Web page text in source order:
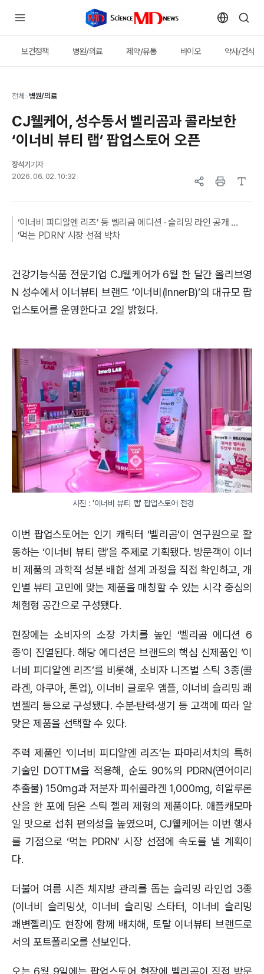
보건정책 병원/의료 제약/유통 바이오 약사/건식
전체 >병원/의료
CJ웰케어, 성수동서 벨리곰과 콜라보한
‘이너비 뷰티 랩’ 팝업스토어 오픈
장석기기자
2026. 06. 02. 10:32
‘이너비 피디알엔 리즈’ 등 벨리곰 에디션 · 슬리밍 라인 공개 …
’먹는 PDRN’ 시장 선점 박차
건강기능식품 전문기업 CJ웰케어가 6월 한 달간 올리브영
N 성수에서 이너뷰티 브랜드 ‘이너비(InnerB)’의 대규모 팝
업스토어를 운영한다고 2일 밝혔다.
사진 : '이너비 뷰티 랩' 팝업스토어 전경
이번 팝업스토어는 인기 캐릭터 ‘벨리곰’이 연구원으로 활
동하는 ‘이너비 뷰티 랩’을 주제로 기획됐다. 방문객이 이너
비 제품의 과학적 성분 배합 설계 과정을 직접 확인하고, 개
인별 뷰티 고민에 맞는 제품을 매칭할 수 있는 시각 중심의
체험형 공간으로 구성됐다.
현장에는 소비자의 소장 가치를 높인 ‘벨리곰 에디션 6
종’이 진열된다. 해당 에디션은 브랜드의 핵심 신제품인 ‘이
너비 피디알엔 리즈’를 비롯해, 소비자 니즈별 스틱 3종(콜
라겐, 아쿠아, 톤업), 이너비 글로우 앰플, 이너비 슬리밍 쾌
변젤리 등으로 구성됐다. 수분·탄력·생기 등 고객에 따라 알
맞은 제품을 선택할 수 있다.
주력 제품인 ‘이너비 피디알엔 리즈’는 파마리서치의 특허
기술인 DOTTM을 적용해, 순도 90%의 PDRN(연어이리
추출물) 150mg과 저분자 피쉬콜라겐 1,000mg, 히알루론
산을 한 포에 담은 스틱 젤리 제형의 제품이다. 애플캐모마
일 맛으로 섭취 편의성을 높였으며, CJ웰케어는 이번 행사
를 기점으로 ‘먹는 PDRN’ 시장 선점에 속도를 낼 계획이
다.
더불어 여름 시즌 체지방 관리를 돕는 슬리밍 라인업 3종
(이너비 슬리밍샷, 이너비 슬리밍 스타터, 이너비 슬리밍
쾌변젤리)도 현장에 함께 배치해, 토탈 이너뷰티 브랜드로
서의 포트폴리오를 선보인다.
오는 6월 9일에는 팝업스토어 현장에 벨리곰이 직접 방문